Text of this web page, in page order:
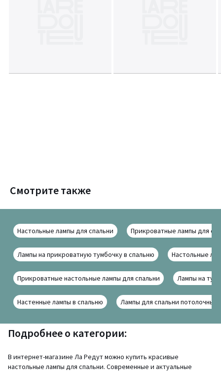
Смотрите также
Настольные лампы для спальни Прикроватные лампы для
Лампы на прикроватную тумбочку в спальню Настольные
Прикроватные настольные лампы для спальни Лампы на
Настенные лампы в спальню Лампы для спальни потолочные
Подробнее о категории:
В интернет-магазине Ла Редут можно купить красивые
настольные лампы для спальни. Современные и актуальные